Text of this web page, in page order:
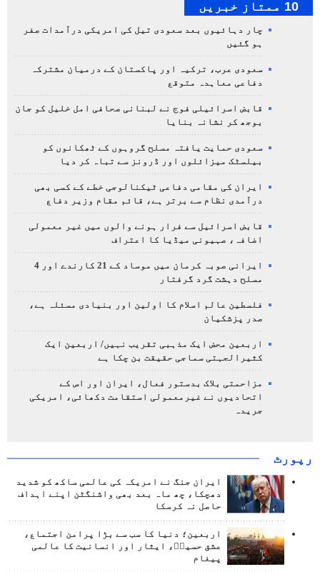
10 ممتاز خبریں
چار دہائیوں بعد سعودی تیل کی امریکی درآمدات صفر
ہو گئیں
سعودی عرب، ترکیہ اور پاکستان کے درمیان مشترکہ
دفاعی معاہدہ متوقع
قابض اسرائیلی فوج نے لبنانی صحافی امل خلیل کو جان
بوجھ کر نشانہ بنایا
سعودی حمایت یافتہ مسلح گروہوں کے ٹھکانوں کو
بیلسٹک میزائلوں اور ڈرونز سے تباہ کر دیا
ایران کی مقامی دفاعی ٹیکنالوجی خطے کے کسی بھی
درآمدی نظام سے برتر ہے، قائم مقام وزیر دفاع
قابض اسرائیل سے فرار ہونے والوں میں غیر معمولی
اضافہ، صہیونی میڈیا کا اعتراف
ایرانی صوبہ کرمان میں موساد کے 21 کارندے اور 4
مسلح دہشت گرد گرفتار
فلسطین عالم اسلام کا اولین اور بنیادی مسئلہ ہے،
صدر پزشکیان
اربعین محض ایک مذہبی تقریب نہیں/ اربعین ایک
کثیرالجہتی سماجی حقیقت بن چکا ہے
مزاحمتی بلاک بدستور فعال، ایران اور اس کے
اتحادیوں نے غیرمعمولی استقامت دکھائی، امریکی
جریدہ
رپورٹ
ایران جنگ نے امریکہ کی عالمی ساکھ کو شدید
دھچکا، چھ ماہ بعد بھی واشنگٹن اپنے اہداف
حاصل نہ کرسکا
اربعین؛ دنیا کا سب سے بڑا پرامن اجتماع،
عشق حسینؑ، ایثار اور انسانیت کا عالمی
پیغام